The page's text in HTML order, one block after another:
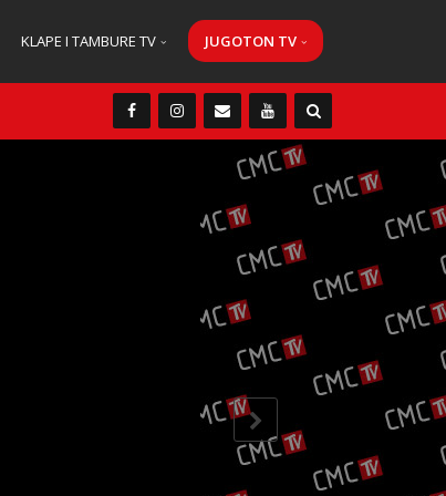
KLAPE I TAMBURE TV JUGOTON TV